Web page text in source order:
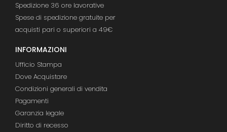
Spedizione 36 ore lavorative
Spese di spedizione gratuite per
acquisti pari o superiori a 49€
INFORMAZIONI
Ufficio Stampa
Dove Acquistare
Condizioni generali di vendita
Pagamenti
Garanzia legale
Diritto di recesso